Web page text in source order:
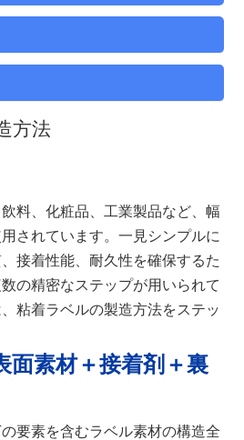
方法
料、化粧品、工業製品など、幅
されています。一見シンプルに
接着性能、耐久性を確保するた
の精密なステップが用いられて
粘着ラベルの製造方法をステッ
面素材＋接着剤＋裏
要素を含むラベル素材の構造全